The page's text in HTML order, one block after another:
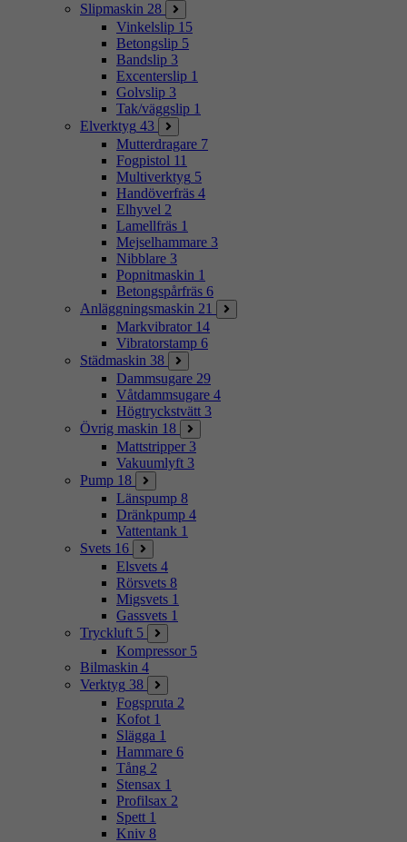
Slipmaskin 28
Vinkelslip 15
Betongslip 5
Bandslip 3
Excenterslip 1
Golvslip 3
Tak/väggslip 1
Elverktyg 43
Mutterdragare 7
Fogpistol 11
Multiverktyg 5
Handöverfräs 4
Elhyvel 2
Lamellfräs 1
Mejselhammare 3
Nibblare 3
Popnitmaskin 1
Betongspårfräs 6
Anläggningsmaskin 21
Markvibrator 14
Vibratorstamp 6
Städmaskin 38
Dammsugare 29
Våtdammsugare 4
Högtryckstvätt 3
Övrig maskin 18
Mattstripper 3
Vakuumlyft 3
Pump 18
Länspump 8
Dränkpump 4
Vattentank 1
Svets 16
Elsvets 4
Rörsvets 8
Migsvets 1
Gassvets 1
Tryckluft 5
Kompressor 5
Bilmaskin 4
Verktyg 38
Fogspruta 2
Kofot 1
Slägga 1
Hammare 6
Tång 2
Stensax 1
Profilsax 2
Spett 1
Kniv 8